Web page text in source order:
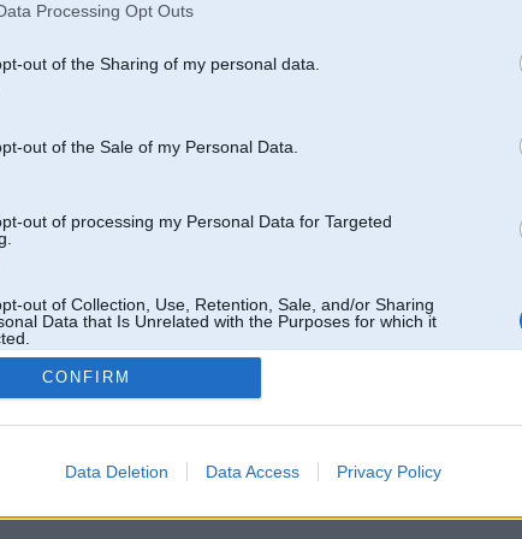
Processing Opt Outs
out of the Sharing of my personal data.
out of the Sale of my Personal Data.
out of processing my Personal Data for Targeted
out of Collection, Use, Retention, Sale, and/or Sharing
Data that Is Unrelated with the Purposes for which it
CONFIRM
Data Deletion Data Access Privacy Policy
saistīts ar